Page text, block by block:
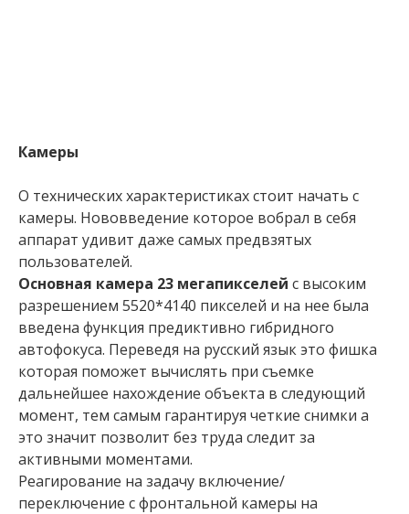
Камеры
О технических характеристиках стоит начать с
камеры. Нововведение которое вобрал в себя
аппарат удивит даже самых предвзятых
пользователей.
Основная камера 23 мегапикселей с высоким
разрешением 5520*4140 пикселей и на нее была
введена функция предиктивно гибридного
автофокуса. Переведя на русский язык это фишка
которая поможет вычислять при съемке
дальнейшее нахождение объекта в следующий
момент, тем самым гарантируя четкие снимки а
это значит позволит без труда следит за
активными моментами.
Реагирование на задачу включение/
переключение с фронтальной камеры на